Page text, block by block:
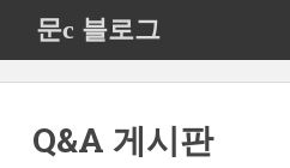
i
문c 블로그
Q&A 게시판